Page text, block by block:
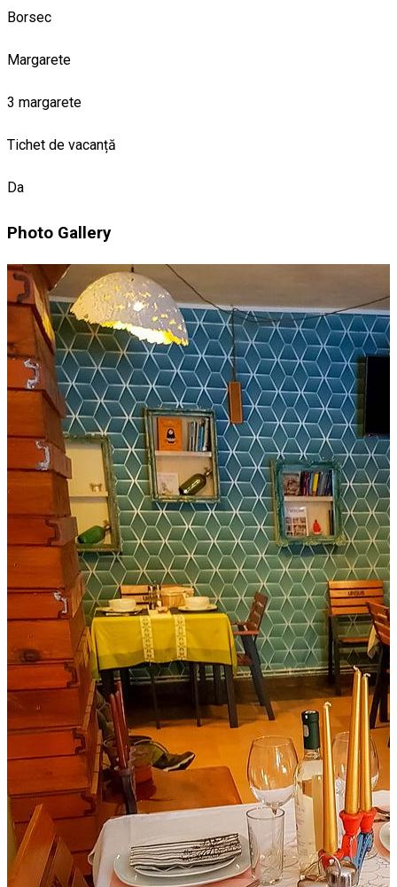
Borsec
Margarete
3 margarete
Tichet de vacanță
Da
Photo Gallery